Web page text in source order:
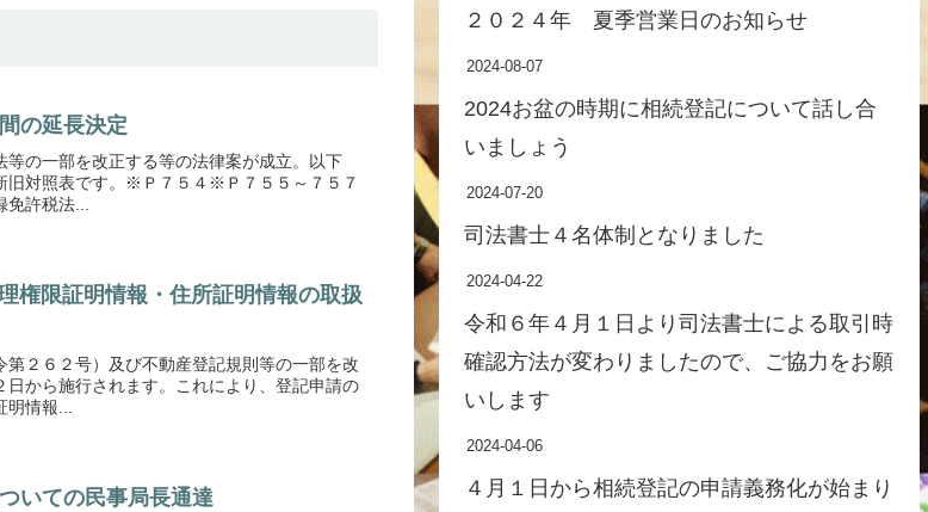
の延長決定
の一部を改正する等の法律案が成立。以下
旧対照表です。※Ｐ７５４※Ｐ７５５～７５７
許税法...
限証明情報・住所証明情報の取扱
２６２号）及び不動産登記規則等の一部を改
から施行されます。これにより、登記申請の
情報...
いての民事局長通達
２０２４年 夏季営業日のお知らせ
2024-08-07
2024お盆の時期に相続登記について話し合
いましょう
2024-07-20
司法書士４名体制となりました
2024-04-22
令和６年４月１日より司法書士による取引時
確認方法が変わりましたので、ご協力をお願
いします
2024-04-06
４月１日から相続登記の申請義務化が始まり